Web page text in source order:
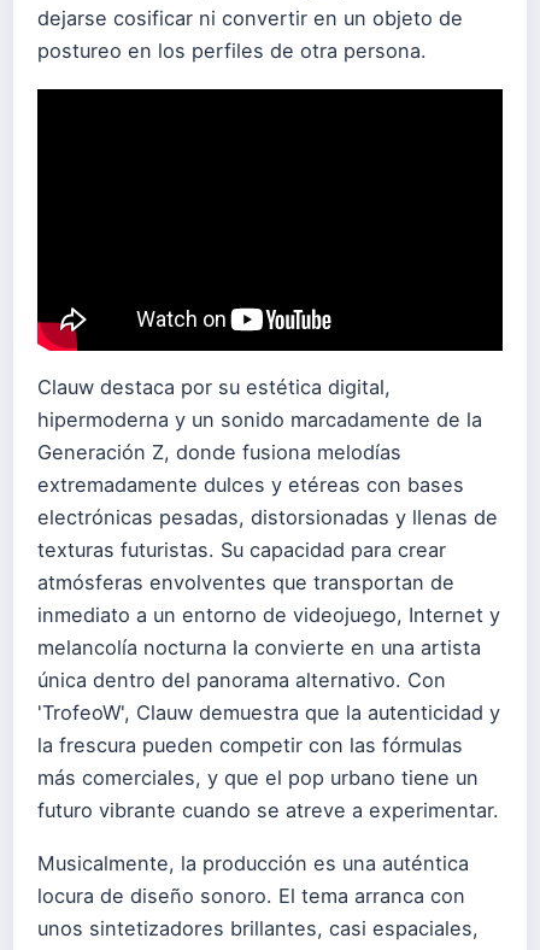
dejarse cosificar ni convertir en un objeto de
postureo en los perfiles de otra persona.
Clauw destaca por su estética digital,
hipermoderna y un sonido marcadamente de la
Generación Z, donde fusiona melodías
extremadamente dulces y etéreas con bases
electrónicas pesadas, distorsionadas y llenas de
texturas futuristas. Su capacidad para crear
atmósferas envolventes que transportan de
inmediato a un entorno de videojuego, Internet y
melancolía nocturna la convierte en una artista
única dentro del panorama alternativo. Con
'TrofeoW', Clauw demuestra que la autenticidad y
la frescura pueden competir con las fórmulas
más comerciales, y que el pop urbano tiene un
futuro vibrante cuando se atreve a experimentar.
Musicalmente, la producción es una auténtica
locura de diseño sonoro. El tema arranca con
unos sintetizadores brillantes, casi espaciales,